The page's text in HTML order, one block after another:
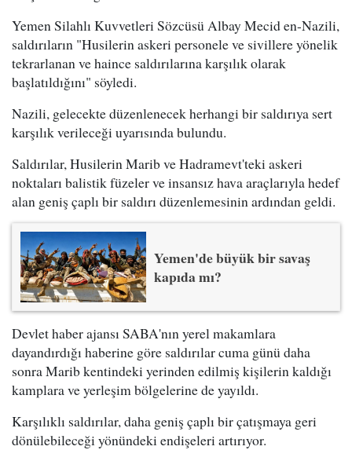
Yemen Silahlı Kuvvetleri Sözcüsü Albay Mecid en-Nazili,
saldırıların "Husilerin askeri personele ve sivillere yönelik
tekrarlanan ve haince saldırılarına karşılık olarak
başlatıldığını" söyledi.
Nazili, gelecekte düzenlenecek herhangi bir saldırıya sert
karşılık verileceği uyarısında bulundu.
Saldırılar, Husilerin Marib ve Hadramevt'teki askeri
noktaları balistik füzeler ve insansız hava araçlarıyla hedef
alan geniş çaplı bir saldırı düzenlemesinin ardından geldi.
Yemen'de büyük bir savaş
kapıda mı?
Devlet haber ajansı SABA'nın yerel makamlara
dayandırdığı haberine göre saldırılar cuma günü daha
sonra Marib kentindeki yerinden edilmiş kişilerin kaldığı
kamplara ve yerleşim bölgelerine de yayıldı.
Karşılıklı saldırılar, daha geniş çaplı bir çatışmaya geri
dönülebileceği yönündeki endişeleri artırıyor.